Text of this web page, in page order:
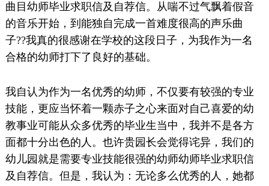
曲目幼师毕业求职信及自荐信。从喘不过气飘着假音
的音乐开始，到能独自完成一首难度很高的声乐曲
子??我真的很感谢在学校的这段日子，为我作为一名
合格的幼师打下了良好的基础。
我自认为作为一名优秀的幼师，不仅要有较强的专业
技能，更应当怀着一颗赤子之心来面对自己喜爱的幼
教事业可能从众多优秀的毕业生当中，我并不是各方
面都十分出色的人。也许贵园长会觉得诧异，我们的
幼儿园就是需要专业技能很强的幼师幼师毕业求职信
及自荐信。但是，我认为：无论多么优秀的人，她都